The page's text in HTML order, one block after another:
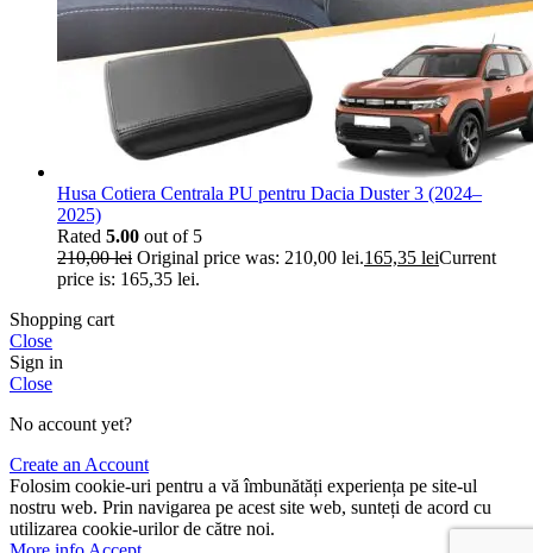
Husa Cotiera Centrala PU pentru Dacia Duster 3 (2024–
2025)
Rated 5.00 out of 5
210,00lei Original price was: 210,00 lei.165,35 leiCurrent
price is: 165,35 lei.
Shopping cart
Close
Sign in
Close
No account yet?
Create an Account
Folosim cookie-uri pentru a vă îmbunătăți experiența pe site-ul
nostru web. Prin navigarea pe acest site web, sunteți de acord cu
utilizarea cookie-urilor de către noi.